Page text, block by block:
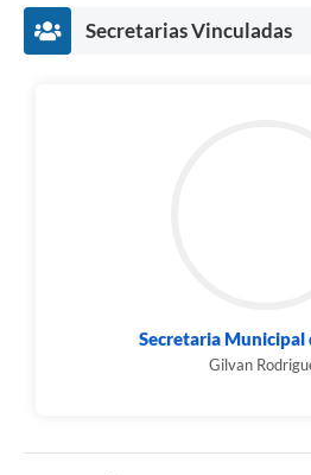
Secretarias Vinculadas
Secretaria Municipal
Gilvan